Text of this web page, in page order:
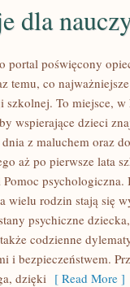
dla
portal poświęcony
temu, co
szkolnej. To miejsce,
wspierające dzieci
z maluchem oraz
aż po pierwsze lata
wielu rodzin stają się
psychiczne
codzienne
i bezpieczeństwem.
dzięki [ Read More ]